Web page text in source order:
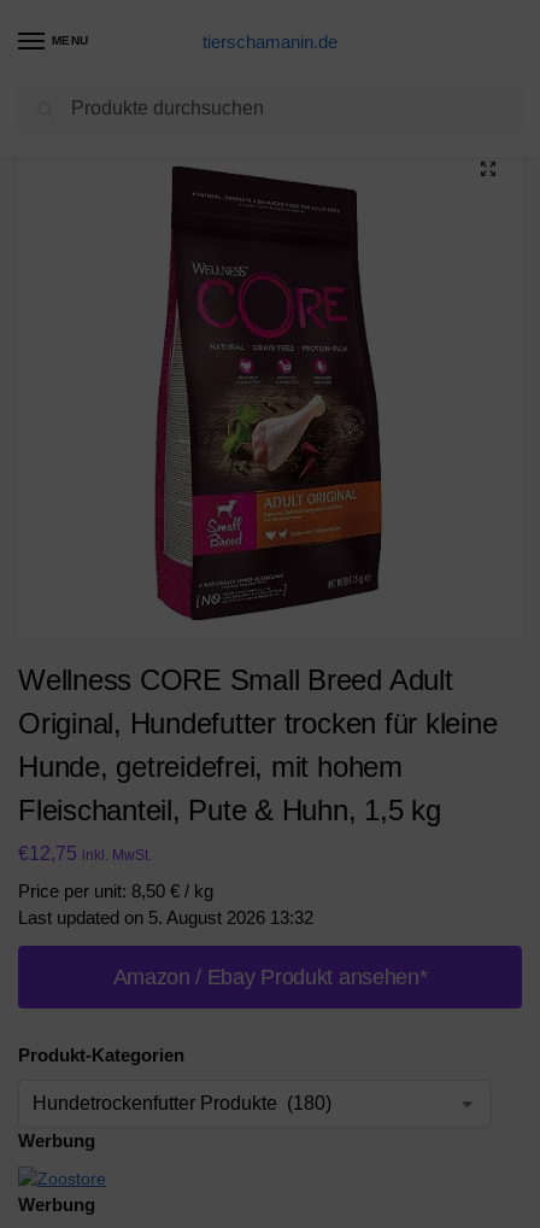
MENU tierschamanin.de
Hundetrockenfutter Produkte
Wellness CORE Small Breed Adult
Original, Hundefutter trocken für kleine
Hunde, getreidefrei, mit hohem
Fleischanteil, Pute & Huhn, 1,5 kg
€12,75 inkl. MwSt.
Price per unit: 8,50 € / kg
Last updated on 5. August 2026 13:32
Amazon / Ebay Produkt ansehen*
Produkt-Kategorien
Werbung
Werbung